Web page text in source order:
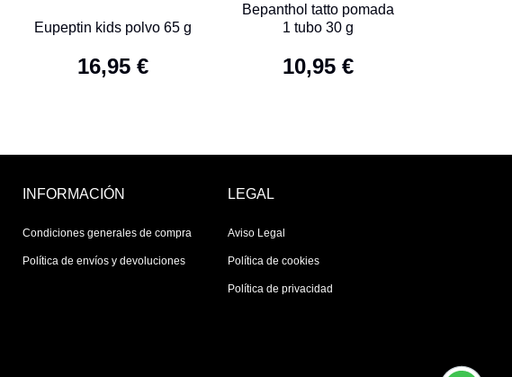
Eupeptin kids polvo 65 g
16,95 €
Bepanthol tatto pomada
1 tubo 30 g
10,95 €
INFORMACIÓN
Condiciones generales de compra
Política de envíos y devoluciones
LEGAL
Aviso Legal
Política de cookies
Política de privacidad